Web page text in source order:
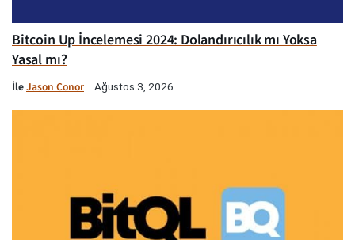
Bitcoin Up İncelemesi 2024: Dolandırıcılık mı Yoksa
Yasal mı?
İleJason Conor Ağustos 3, 2026